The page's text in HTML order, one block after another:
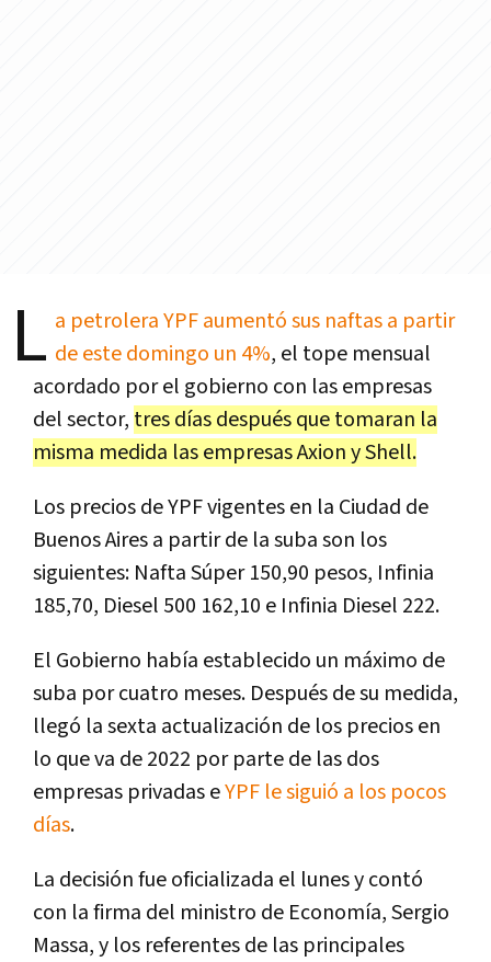
L a petrolera YPF aumentó sus naftas a partir
de este domingo un 4%, el tope mensual
acordado por el gobierno con las empresas
del sector, tres días después que tomaran la
misma medida las empresas Axion y Shell.
Los precios de YPF vigentes en la Ciudad de
Buenos Aires a partir de la suba son los
siguientes: Nafta Súper 150,90 pesos, Infinia
185,70, Diesel 500 162,10 e Infinia Diesel 222.
El Gobierno había establecido un máximo de
suba por cuatro meses. Después de su medida,
llegó la sexta actualización de los precios en
lo que va de 2022 por parte de las dos
empresas privadas eYPF le siguió a los pocos
días.
La decisión fue oficializada el lunes y contó
con la firma del ministro de Economía, Sergio
Massa, y los referentes de las principales